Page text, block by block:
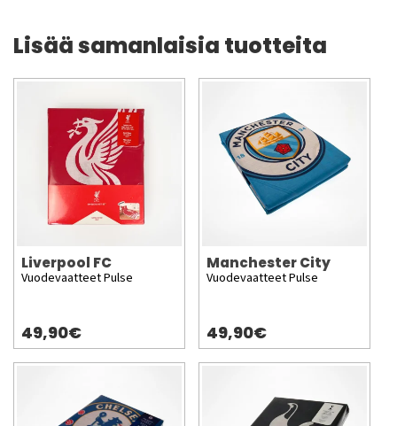
Lisää samanlaisia tuotteita
Liverpool FC
Vuodevaatteet Pulse
49,90€
Manchester City
Vuodevaatteet Pulse
49,90€